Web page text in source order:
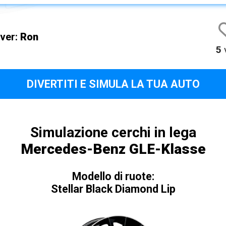
Ron
5
DIVERTITI E SIMULA LA TUA AUTO
Simulazione cerchi in lega
Mercedes-Benz GLE-Klasse
Modello di ruote:
Stellar Black Diamond Lip